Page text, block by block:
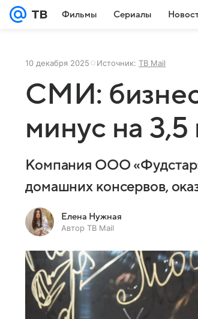
Фильмы Сериалы
10 декабря 2025 Источник: ТВ Mail
СМИ:
минус на
Компания ООО
домашних консервов,
Елена Нужная
Автор ТВ Mail